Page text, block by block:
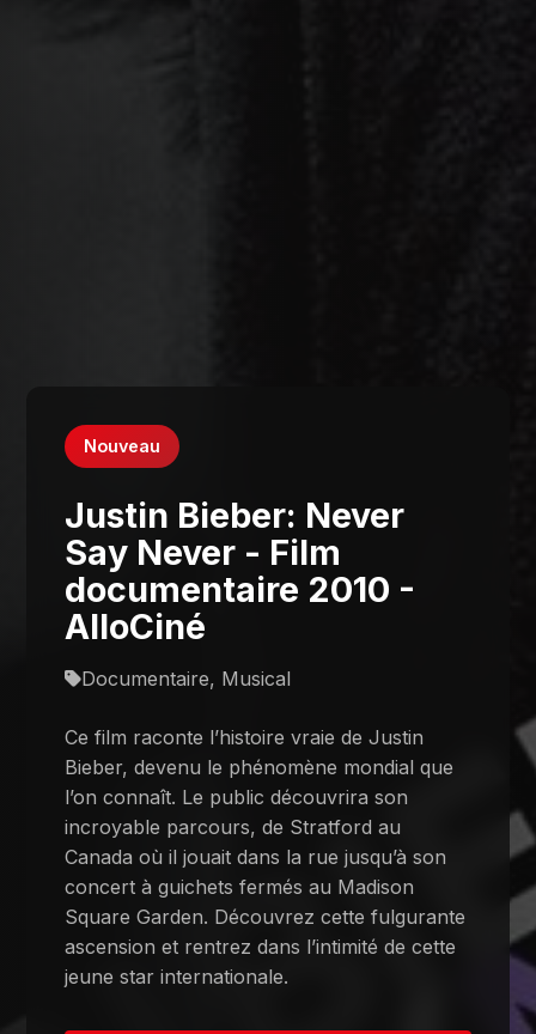
Nouveau
Justin Bieber: Never
Say Never - Film
documentaire 2010 -
AlloCiné
Documentaire, Musical
Ce film raconte l’histoire vraie de Justin
Bieber, devenu le phénomène mondial que
l’on connaît. Le public découvrira son
incroyable parcours, de Stratford au
Canada où il jouait dans la rue jusqu’à son
concert à guichets fermés au Madison
Square Garden. Découvrez cette fulgurante
ascension et rentrez dans l’intimité de cette
jeune star internationale.